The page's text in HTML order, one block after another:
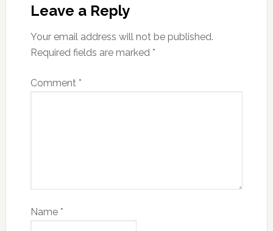
Leave a Reply
Your email address will not be published.
Required fields are marked *
Comment *
Name *